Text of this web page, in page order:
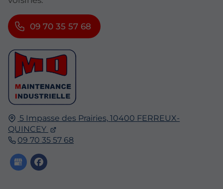
5 Impasse des Prairies, 10400 FERREUX-
QUINCEY
09 70 35 57 68
09 70 35 57 68